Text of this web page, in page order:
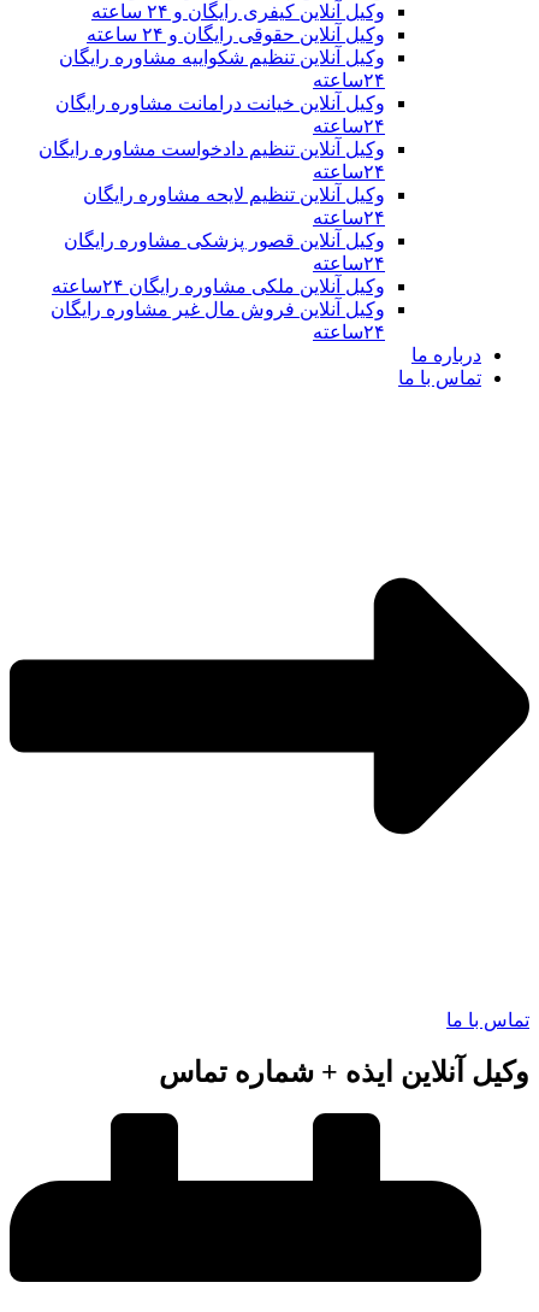
وکیل آنلاین کیفری رایگان و ۲۴ ساعته
وکیل آنلاین حقوقی رایگان و ۲۴ ساعته
وکیل آنلاین تنظیم شکواییه مشاوره رایگان
وکیل آنلاین خیانت درامانت مشاوره رایگان
وکیل آنلاین تنظیم دادخواست مشاوره رایگان
وکیل آنلاین تنظیم لایحه مشاوره رایگان
وکیل آنلاین قصور پزشکی مشاوره رایگان
وکیل آنلاین ملکی مشاوره رایگان ۲۴ساعته
وکیل آنلاین فروش مال غیر مشاوره رایگان
درباره ما
تماس با ما
با ما
آنلاین ایذه + شماره تماس